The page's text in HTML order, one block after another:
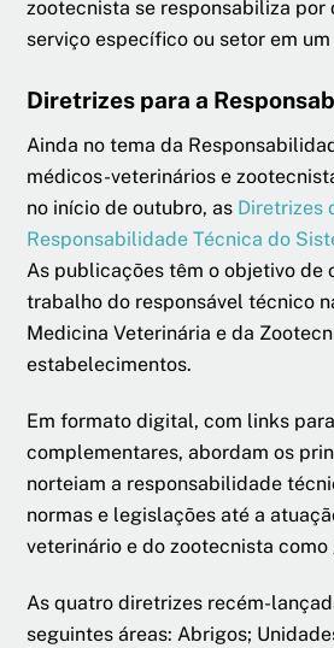
zootecnista se responsabiliza por
serviço específico ou setor em
Diretrizes para a
Ainda no tema da
médicos-veterinários e
no início de outubro, as Diretrizes
Responsabilidade Técnica do
As publicações têm o objetivo de
trabalho do responsável técnico
Medicina Veterinária e da
estabelecimentos.
Em formato digital, com links
complementares, abordam os
norteiam a responsabilidade
normas e legislações até a
veterinário e do zootecnista
As quatro diretrizes recém-
seguintes áreas: Abrigos;